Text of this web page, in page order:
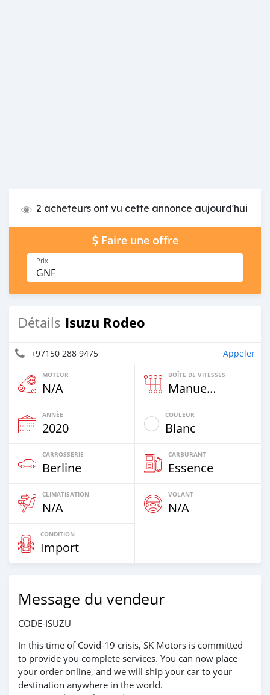
2 acheteurs ont vu cette annonce aujourd'hui
Faire une offre
Prix
GNF
Détails Isuzu Rodeo
+97150 288 9475 Appeler
MOTEUR
N/A
BOÎTE DE VITESSES
Manuelle
ANNÉE
2020
COULEUR
Blanc
CARROSSERIE
Berline
CARBURANT
Essence
CLIMATISATION
N/A
VOLANT
N/A
CONDITION
Import
Message du vendeur
CODE-ISUZU
In this time of Covid-19 crisis, SK Motors is committed
to provide you complete services. You can now place
your order online, and we will ship your car to your
destination anywhere in the world.